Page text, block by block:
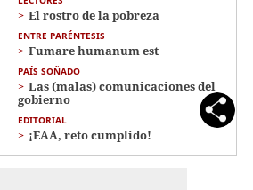
El rostro de la pobreza
ENTRE PARÉNTESIS
Fumare humanum est
PAÍS SOÑADO
Las (malas) comunicaciones del
gobierno
EDITORIAL
¡EAA, reto cumplido!